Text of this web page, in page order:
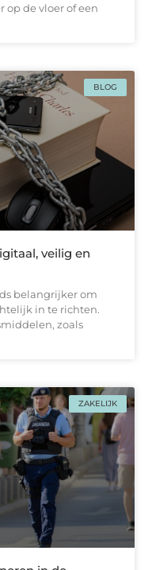
op de vloer of een
BLOG
veilig en
belangrijker om
in te richten.
zoals
ZAKELIJK